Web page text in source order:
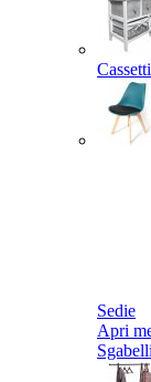
Sedie
Apri
Sgabelli